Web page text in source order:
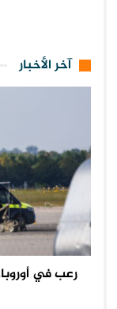
آخر الأخبار
رعب في